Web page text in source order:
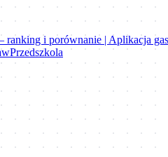
ranking i porównanie | Aplikacja
Przedszkola